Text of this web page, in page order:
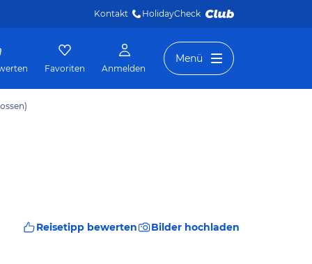
Kontakt HolidayCheck
Favoriten Anmelden
Menü
Reisetipp bewerten Bilder hochladen